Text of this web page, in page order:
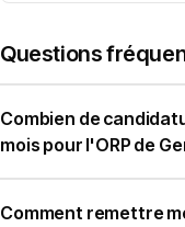
Questions
Combien de
mois pour l'ORP de
Comment remettre